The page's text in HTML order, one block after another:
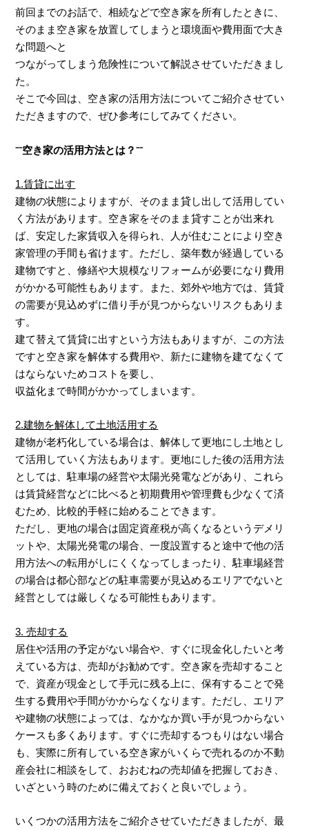
前回までのお話で、相続などで空き家を所有したときに、
そのまま空き家を放置してしまうと環境面や費用面で大き
な問題へと
つながってしまう危険性について解説させていただきまし
た。
そこで今回は、空き家の活用方法についてご紹介させてい
ただきますので、ぜひ参考にしてみてください。
⁻⁻空き家の活用方法とは？⁻⁻
1.賃貸に出す
建物の状態によりますが、そのまま貸し出して活用してい
く方法があります。空き家をそのまま貸すことが出来れ
ば、安定した家賃収入を得られ、人が住むことにより空き
家管理の手間も省けます。ただし、築年数が経過している
建物ですと、修繕や大規模なリフォームが必要になり費用
がかかる可能性もあります。また、郊外や地方では、賃貸
の需要が見込めずに借り手が見つからないリスクもありま
す。
建て替えて賃貸に出すという方法もありますが、この方法
ですと空き家を解体する費用や、新たに建物を建てなくて
はならないためコストを要し、
収益化まで時間がかかってしまいます。
2.建物を解体して土地活用する
建物が老朽化している場合は、解体して更地にし土地とし
て活用していく方法もあります。更地にした後の活用方法
としては、駐車場の経営や太陽光発電などがあり、これら
は賃貸経営などに比べると初期費用や管理費も少なくて済
むため、比較的手軽に始めることできます。
ただし、更地の場合は固定資産税が高くなるというデメリ
ットや、太陽光発電の場合、一度設置すると途中で他の活
用方法への転用がしにくくなってしまったり、駐車場経営
の場合は都心部などの駐車需要が見込めるエリアでないと
経営としては厳しくなる可能性もあります。
3. 売却する
居住や活用の予定がない場合や、すぐに現金化したいと考
えている方は、売却がお勧めです。空き家を売却すること
で、資産が現金として手元に残る上に、保有することで発
生する費用や手間がかからなくなります。ただし、エリア
や建物の状態によっては、なかなか買い手が見つからない
ケースも多くあります。すぐに売却するつもりはない場合
も、実際に所有している空き家がいくらで売れるのか不動
産会社に相談をして、おおむねの売却値を把握しておき、
いざという時のために備えておくと良いでしょう。
いくつかの活用方法をご紹介させていただきましたが、最